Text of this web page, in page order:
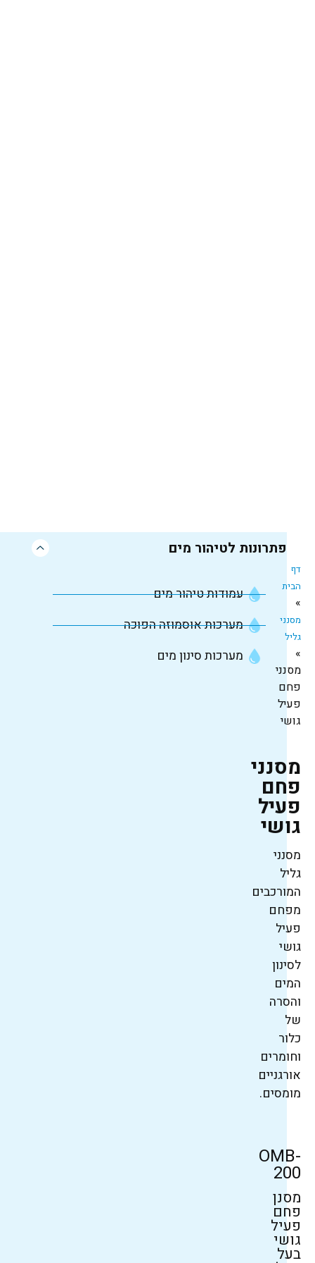
פתרונות לטיהור מים
עמודות טיהור מים
מערכות אוסמוזה הפוכה
מערכות סינון מים
דף
הבית
»
מסנני
גליל
»
מסנני
פחם
פעיל
גושי
מסנני
פחם
פעיל
גושי
מסנני
גליל
המורכבים
מפחם
פעיל
גושי
לסינון
המים
והסרה
של
כלור
וחומרים
אורגניים
מומסים.
OMB-
200
מסנן
פחם
פעיל
גושי
בעל